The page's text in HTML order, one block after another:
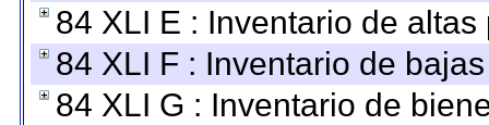
84 XLI E : Inventario de
84 XLI F : Inventario de
84 XLI G : Inventario de